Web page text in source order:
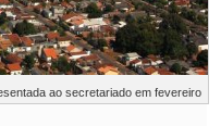
ao secretariado em fevereiro